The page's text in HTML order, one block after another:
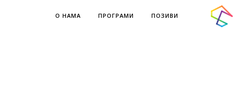
О НАМА ПРОГРАМИ ПОЗИВИ